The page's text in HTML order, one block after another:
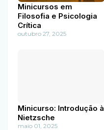
Minicursos em
Filosofia e Psicologia
Crítica
outubro 27, 2025
Minicurso: Introdução à
Nietzsche
maio 01, 2025